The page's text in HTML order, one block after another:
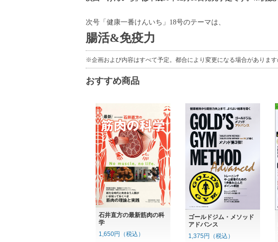
次号「健康一番けんいち」18号のテーマは、
腸活&免疫力
※企画および内容はすべて予定。都合により変更になる場合があります
おすすめ商品
石井直方の最新筋肉の科
学
1,650円（税込）
ゴールドジム・メソッド
アドバンス
1,375円（税込）